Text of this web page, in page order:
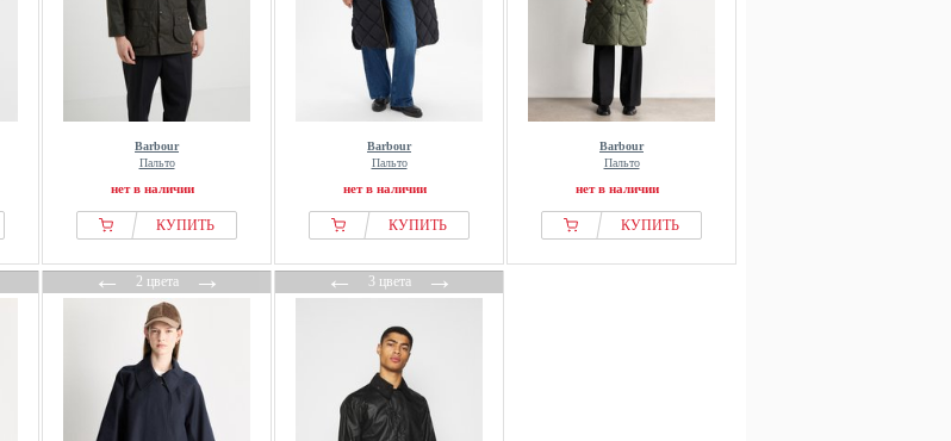
Barbour
Пальто
нет в наличии
КУПИТЬ
Barbour
Пальто
нет в наличии
КУПИТЬ
Barbour
Пальто
нет в наличии
КУПИТЬ
←2 цвета→ ←3 цвета→